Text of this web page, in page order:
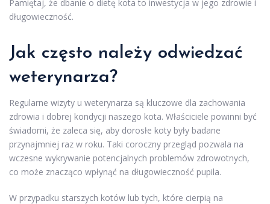
Pamiętaj, że dbanie o dietę kota to inwestycja w jego zdrowie i
długowieczność.
Jak często należy odwiedzać
weterynarza?
Regularne wizyty u weterynarza są kluczowe dla zachowania
zdrowia i dobrej kondycji naszego kota. Właściciele powinni być
świadomi, że zaleca się, aby dorosłe koty były badane
przynajmniej raz w roku. Taki coroczny przegląd pozwala na
wczesne wykrywanie potencjalnych problemów zdrowotnych,
co może znacząco wpłynąć na długowieczność pupila.
W przypadku starszych kotów lub tych, które cierpią na